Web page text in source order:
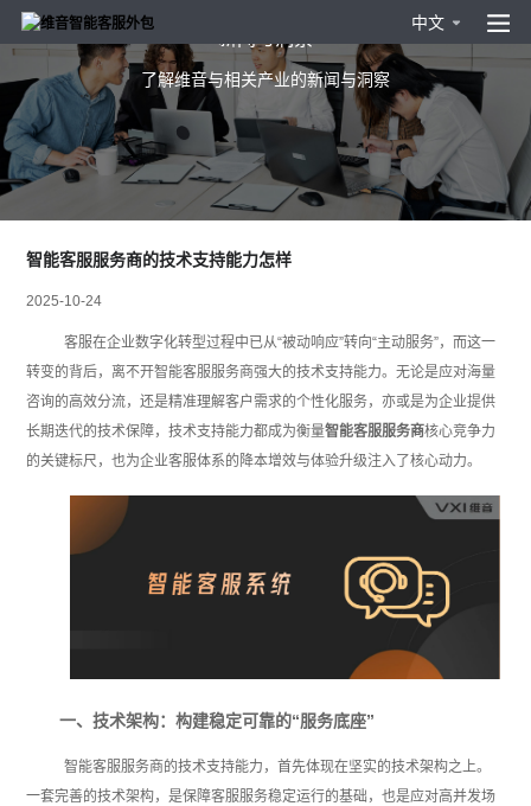
中文
了解维音与相关产业的新闻与洞察
智能客服服务商的技术支持能力怎样
2025-10-24
客服在企业数字化转型过程中已从“被动响应”转向“主动服务”，而这一
转变的背后，离不开智能客服服务商强大的技术支持能力。无论是应对海量
咨询的高效分流，还是精准理解客户需求的个性化服务，亦或是为企业提供
长期迭代的技术保障，技术支持能力都成为衡量智能客服服务商核心竞争力
的关键标尺，也为企业客服体系的降本增效与体验升级注入了核心动力。
一、技术架构：构建稳定可靠的“服务底座”
智能客服服务商的技术支持能力，首先体现在坚实的技术架构之上。
一套完善的技术架构，是保障客服服务稳定运行的基础，也是应对高并发场